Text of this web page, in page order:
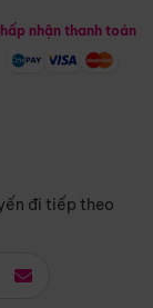
đi tiếp theo
nhận thanh toán